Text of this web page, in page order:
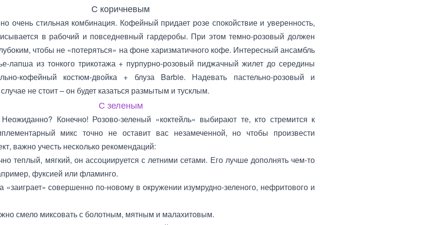
С коричневым
очень стильная комбинация. Кофейный придает розе спокойствие и уверенность,
в рабочий и повседневный гардеробы. При этом темно-розовый должен
чтобы не «потеряться» на фоне харизматичного кофе. Интересный ансамбль
лапша из тонкого трикотажа + пурпурно-розовый пиджачный жилет до середины
кофейный костюм-двойка + блуза Barbie. Надевать пастельно-розовый и
не стоит – он будет казаться размытым и тусклым.
С зеленым
Конечно! Розово-зеленый «коктейль» выбирают те, кто стремится к
микс точно не оставит вас незамеченной, но чтобы произвести
важно учесть несколько рекомендаций:
теплый, мягкий, он ассоциируется с летними сетами. Его лучше дополнять чем-то
фуксией или фламинго.
совершенно по-новому в окружении изумрудно-зеленого, нефритового и
смело миксовать с болотным, мятным и малахитовым.